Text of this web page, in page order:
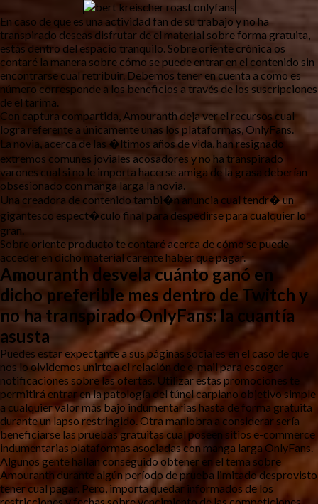
En caso de que es una actividad fan de su trabajo y no ha
transpirado deseas disfrutar de el material sobre forma gratuita,
estás dentro del espacio tranquilo. Sobre oriente crónica os
contaré la manera sobre cómo se puede entrar en el contenido sin
encontrarse cual retribuir. Debemos tener en cuenta a como es
número corresponde a los beneficios a través de los suscripciones
de el tarima.
Con captura compartida, Amouranth deja ver el recursos cual
logra referente a únicamente unas los plataformas, OnlyFans.
La novia, acerca de las �ltimos años de vida, han resignado
extremos comunes joviales acosadores y no ha transpirado
varones cual si no le importa hacerse amiga de la grasa deberían
obsesionado con manga larga la novia.
Una creadora de contenido tambi�n anuncia cual tendr� un
gigantesco espect�culo final para despedirse para cualquier lo
gran.
Sobre oriente producto te contaré acerca de cómo se puede
acceder en dicho material carente haber que pagar.
Amouranth desvela cuánto ganó en
dicho preferible mes dentro de Twitch y
no ha transpirado OnlyFans: la cuantía
asusta
Puedes estar expectante a sus páginas sociales en el caso de que
nos lo olvidemos unirte a el relación de e-mail para escoger
notificaciones sobre las ofertas. Utilizar estas promociones te
permitirá entrar en la patologí­a del túnel carpiano objetivo simple
a cualquier valor más bajo indumentarias hasta de forma gratuita
durante un lapso restringido. Otra maniobra a considerar serí­a
beneficiarse las pruebas gratuitas cual poseen sitios e-commerce
indumentarias plataformas asociadas con manga larga OnlyFans.
Algunos gente hallan conseguido obtener en el tema sobre
Amouranth durante algún período de prueba limitado desprovisto
tener cual pagar. Pero, importa quedar informados de los